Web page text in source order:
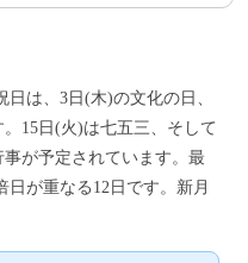
日は、3日(木)の文化の日、
15日(火)は七五三、そして
が予定されています。最
が重なる12日です。新月